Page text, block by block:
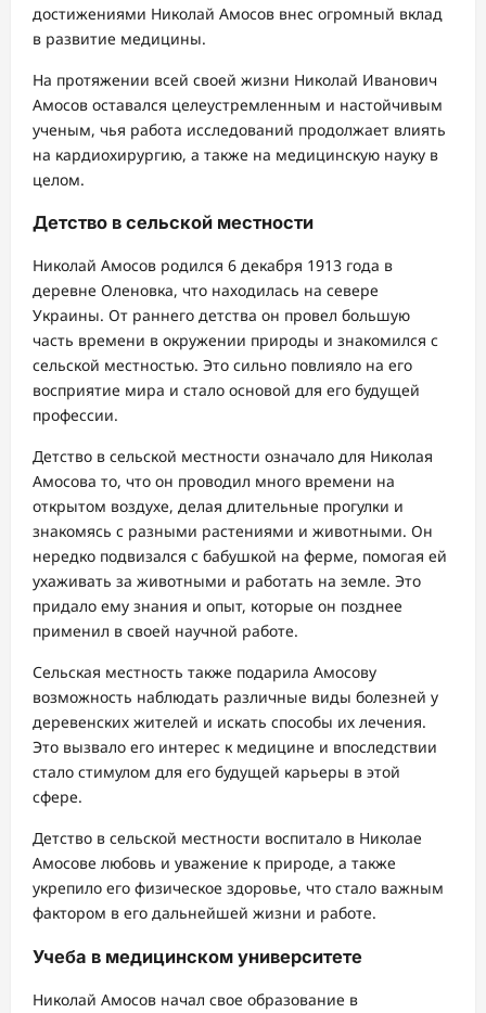
достижениями Николай Амосов внес огромный вклад
в развитие медицины.
На протяжении всей своей жизни Николай Иванович
Амосов оставался целеустремленным и настойчивым
ученым, чья работа исследований продолжает влиять
на кардиохирургию, а также на медицинскую науку в
целом.
Детство в сельской местности
Николай Амосов родился 6 декабря 1913 года в
деревне Оленовка, что находилась на севере
Украины. От раннего детства он провел большую
часть времени в окружении природы и знакомился с
сельской местностью. Это сильно повлияло на его
восприятие мира и стало основой для его будущей
профессии.
Детство в сельской местности означало для Николая
Амосова то, что он проводил много времени на
открытом воздухе, делая длительные прогулки и
знакомясь с разными растениями и животными. Он
нередко подвизался с бабушкой на ферме, помогая ей
ухаживать за животными и работать на земле. Это
придало ему знания и опыт, которые он позднее
применил в своей научной работе.
Сельская местность также подарила Амосову
возможность наблюдать различные виды болезней у
деревенских жителей и искать способы их лечения.
Это вызвало его интерес к медицине и впоследствии
стало стимулом для его будущей карьеры в этой
сфере.
Детство в сельской местности воспитало в Николае
Амосове любовь и уважение к природе, а также
укрепило его физическое здоровье, что стало важным
фактором в его дальнейшей жизни и работе.
Учеба в медицинском университете
Николай Амосов начал свое образование в